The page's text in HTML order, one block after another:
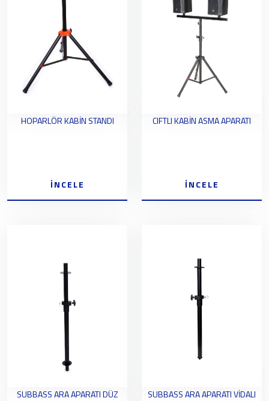
HOPARLÖR KABİN STANDI
İNCELE
CIFTLI KABİN ASMA APARATI
İNCELE
SUBBASS ARA APARATI DÜZ SUBBASS ARA APARATI VİDALI